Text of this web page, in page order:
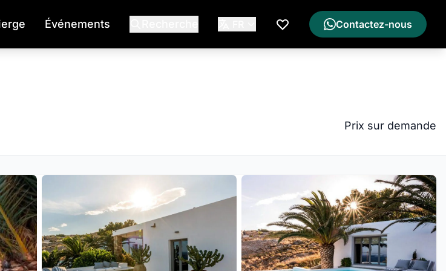
Événements
Ma Liste de Souhaits
Contactez-nous
Prix sur demande